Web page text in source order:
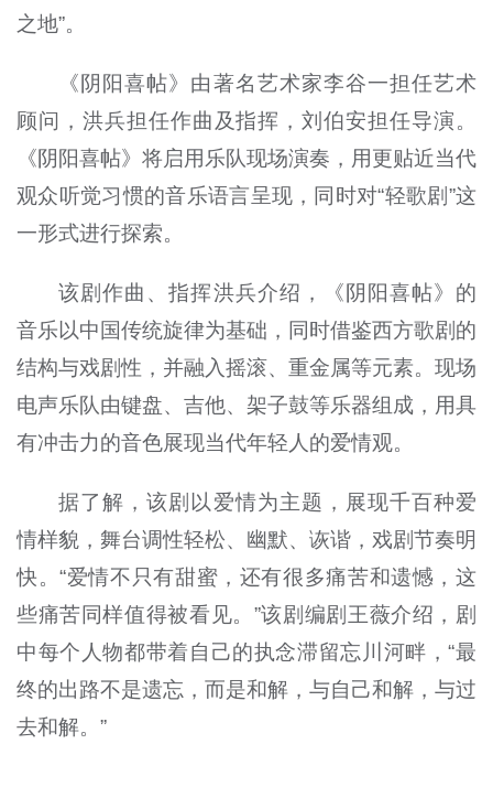
之地”。
《阴阳喜帖》由著名艺术家李谷一担任艺术
顾问，洪兵担任作曲及指挥，刘伯安担任导演。
《阴阳喜帖》将启用乐队现场演奏，用更贴近当代
观众听觉习惯的音乐语言呈现，同时对“轻歌剧”这
一形式进行探索。
该剧作曲、指挥洪兵介绍，《阴阳喜帖》的
音乐以中国传统旋律为基础，同时借鉴西方歌剧的
结构与戏剧性，并融入摇滚、重金属等元素。现场
电声乐队由键盘、吉他、架子鼓等乐器组成，用具
有冲击力的音色展现当代年轻人的爱情观。
据了解，该剧以爱情为主题，展现千百种爱
情样貌，舞台调性轻松、幽默、诙谐，戏剧节奏明
快。“爱情不只有甜蜜，还有很多痛苦和遗憾，这
些痛苦同样值得被看见。”该剧编剧王薇介绍，剧
中每个人物都带着自己的执念滞留忘川河畔，“最
终的出路不是遗忘，而是和解，与自己和解，与过
去和解。”